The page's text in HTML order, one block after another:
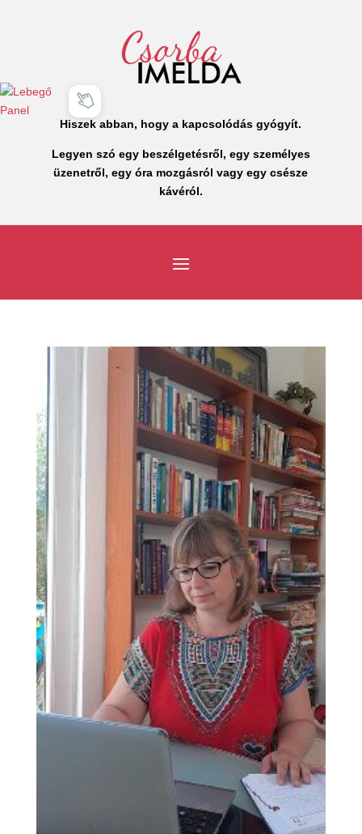
Hiszek abban, hogy a kapcsolódás gyógyít.
Legyen szó egy beszélgetésről, egy személyes
üzenetről, egy óra mozgásról vagy egy csésze
kávéról.